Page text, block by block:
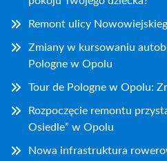
Remont ulicy
Zmiany w kursowaniu
Pologne w Opolu
Tour de Pologne w Opolu:
Rozpoczęcie remontu
Osiedle” w Opolu
Nowa infrastruktura